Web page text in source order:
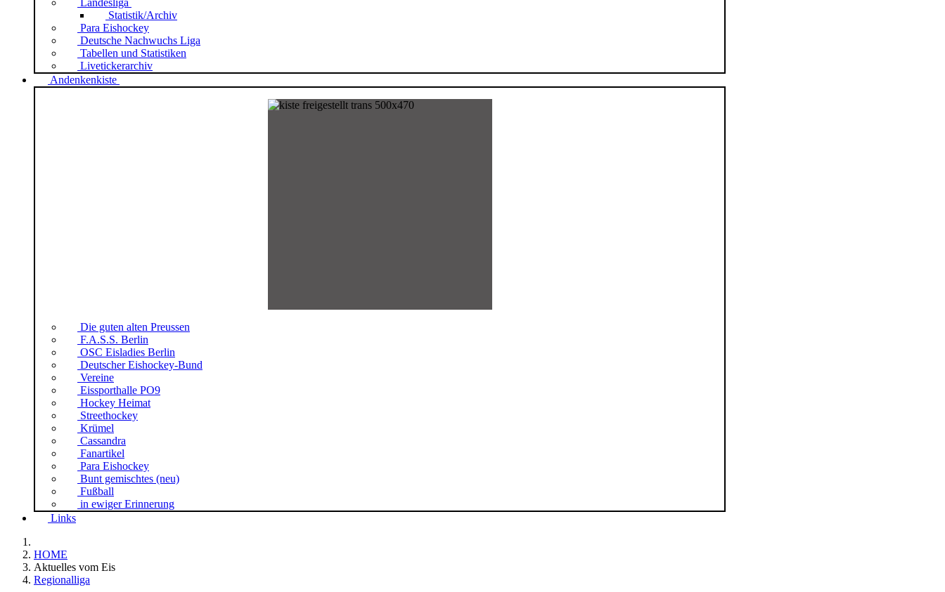
Statistik/Archiv
Para Eishockey
Deutsche Nachwuchs Liga
Tabellen und Statistiken
Livetickerarchiv
Andenkenkiste
Die guten alten Preussen
F.A.S.S. Berlin
OSC Eisladies Berlin
Deutscher Eishockey-Bund
Vereine
Eissporthalle PO9
Hockey Heimat
Streethockey
Krümel
Cassandra
Fanartikel
Para Eishockey
Bunt gemischtes (neu)
Fußball
in ewiger Erinnerung
Links
HOME
Aktuelles vom Eis
Regionalliga